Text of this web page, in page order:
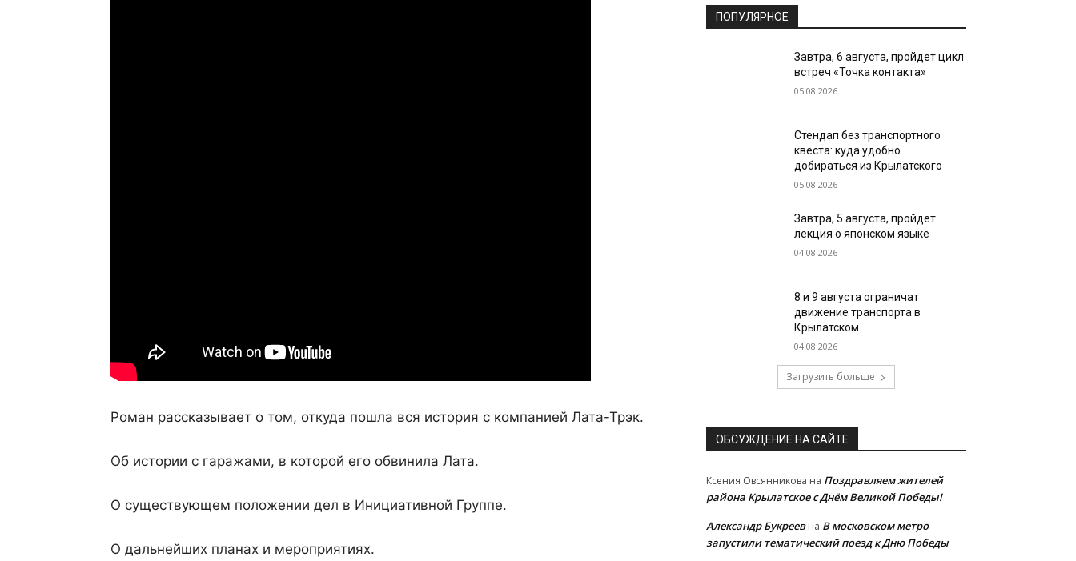
Роман рассказывает о том, откуда пошла вся история с компанией Лата-Трэк.
Об истории с гаражами, в которой его обвинила Лата.
О существующем положении дел в Инициативной Группе.
О дальнейших планах и мероприятиях.
ПОПУЛЯРНОЕ
Завтра, 6 августа, пройдет цикл
встреч «Точка контакта»
05.08.2026
Стендап без транспортного
квеста: куда удобно
добираться из Крылатского
05.08.2026
Завтра, 5 августа, пройдет
лекция о японском языке
04.08.2026
8 и 9 августа ограничат
движение транспорта в
Крылатском
04.08.2026
Загрузить больше
ОБСУЖДЕНИЕ НА САЙТЕ
Ксения Овсянникова на Поздравляем жителей
района Крылатское с Днём Великой Победы!
Александр Букреевна В московском метро
запустили тематический поезд к Дню Победы